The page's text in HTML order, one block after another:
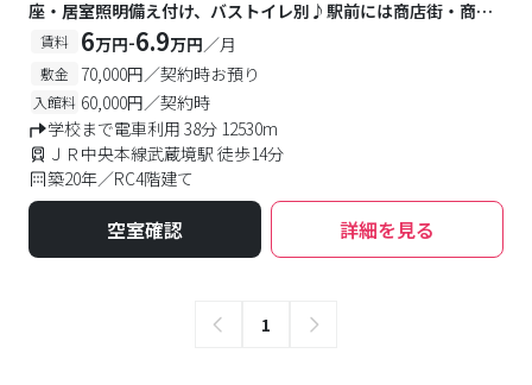
座・居室照明備え付け、バストイレ別♪駅前には商店街・商業
施設が充実！
賃料 6万円-6.9万円／月
敷金 70,000円／契約時お預り
入館料 60,000円／契約時
学校まで電車利用 38分 12530m
ＪＲ中央本線武蔵境駅 徒歩14分
築20年／RC4階建て
空室確認 詳細を見る
1